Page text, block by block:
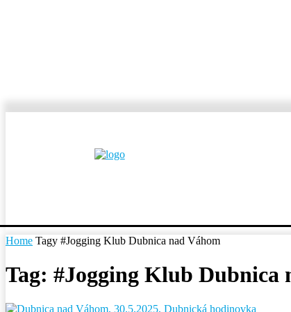
Home Tagy #Jogging Klub Dubnica nad Váhom
Tag: #Jogging Klub Dubnica